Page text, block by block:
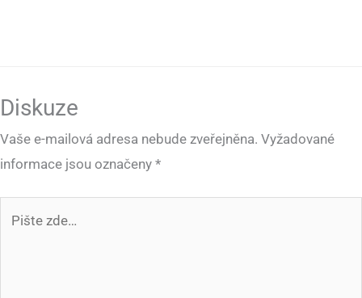
Diskuze
Vaše e-mailová adresa nebude zveřejněna. Vyžadované
informace jsou označeny *